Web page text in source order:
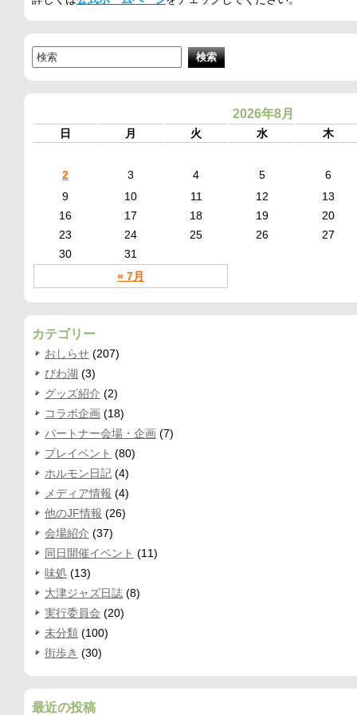
2026年8月
日 月 火 水 木
« 7月
2 3 4 5
6
9
10 11 12
13
16
17 18 19
20
23
24 25 26
27
30
31
カテゴリー
おしらせ (207)
びわ湖 (3)
グッズ紹介 (2)
コラボ企画 (18)
パートナー会場・企画 (7)
プレイベント (80)
ホルモン日記 (4)
メディア情報 (4)
他のJF情報 (26)
会場紹介 (37)
同日開催イベント (11)
味処 (13)
大津ジャズ日誌 (8)
実行委員会 (20)
未分類 (100)
街歩き (30)
最近の投稿